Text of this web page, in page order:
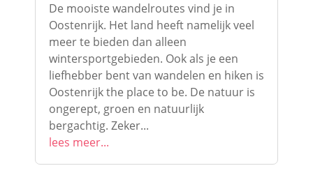
De mooiste wandelroutes vind je in
Oostenrijk. Het land heeft namelijk veel
meer te bieden dan alleen
wintersportgebieden. Ook als je een
liefhebber bent van wandelen en hiken is
Oostenrijk the place to be. De natuur is
ongerept, groen en natuurlijk
bergachtig. Zeker...
lees meer...